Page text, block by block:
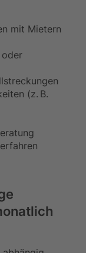
mit Mietern
oder
(z. B.